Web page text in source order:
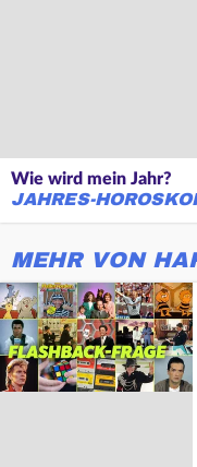
Wie wird mein Jahr?
JAHRES-
MEHR VON